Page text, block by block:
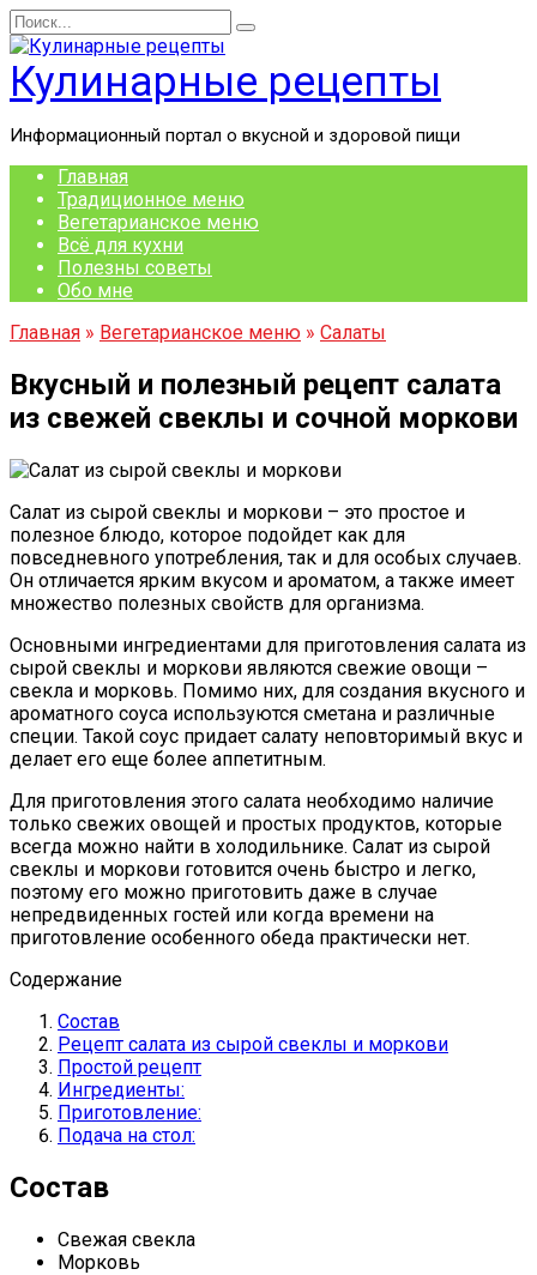
Перейти
к
содержанию
Search
for:
Кулинарные рецепты
Информационный портал о вкусной и здоровой пищи
Главная
Традиционное меню
Вегетарианское меню
Всё для кухни
Полезны советы
Обо мне
Главная » Вегетарианское меню » Салаты
Вкусный и полезный рецепт салата
из свежей свеклы и сочной моркови
Салат из сырой свеклы и моркови – это простое и
полезное блюдо, которое подойдет как для
повседневного употребления, так и для особых случаев.
Он отличается ярким вкусом и ароматом, а также имеет
множество полезных свойств для организма.
Основными ингредиентами для приготовления салата из
сырой свеклы и моркови являются свежие овощи –
свекла и морковь. Помимо них, для создания вкусного и
ароматного соуса используются сметана и различные
специи. Такой соус придает салату неповторимый вкус и
делает его еще более аппетитным.
Для приготовления этого салата необходимо наличие
только свежих овощей и простых продуктов, которые
всегда можно найти в холодильнике. Салат из сырой
свеклы и моркови готовится очень быстро и легко,
поэтому его можно приготовить даже в случае
непредвиденных гостей или когда времени на
приготовление особенного обеда практически нет.
Содержание
Состав
Рецепт салата из сырой свеклы и моркови
Простой рецепт
Ингредиенты:
Приготовление:
Подача на стол:
Состав
Свежая свекла
Морковь